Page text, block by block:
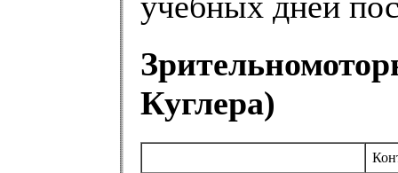
Куглера)